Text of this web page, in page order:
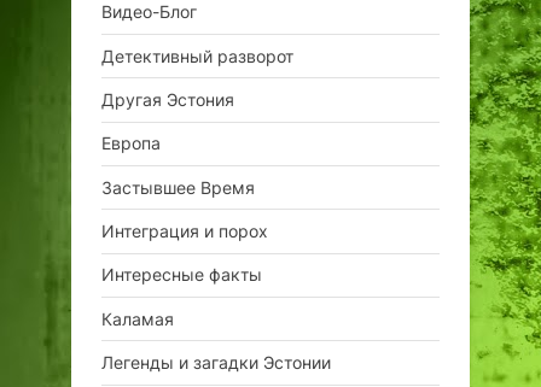
Видео-Блог
Детективный разворот
Другая Эстония
Европа
Застывшее Время
Интеграция и порох
Интересные факты
Каламая
Легенды и загадки Эстонии